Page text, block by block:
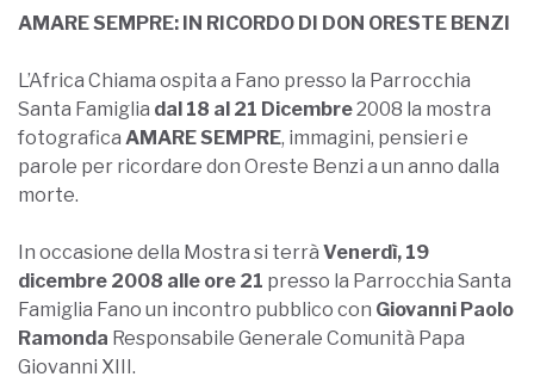
AMARE SEMPRE: IN RICORDO DI DON ORESTE BENZI
L’Africa Chiama ospita a Fano presso la Parrocchia
Santa Famiglia dal 18 al 21 Dicembre2008 la mostra
fotografica AMARE SEMPRE, immagini, pensieri e
parole per ricordare don Oreste Benzi a un anno dalla
morte.
In occasione della Mostra si terrà Venerdì, 19
dicembre 2008 alle ore 21 presso la Parrocchia Santa
Famiglia Fano un incontro pubblico con Giovanni Paolo
Ramonda Responsabile Generale Comunità Papa
Giovanni XIII.